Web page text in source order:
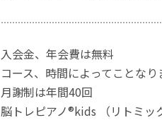
入会金、年会費は無料
コース、時間によってことなり
月謝制は年間40回
脳トレピアノ®︎kids （リトミッ